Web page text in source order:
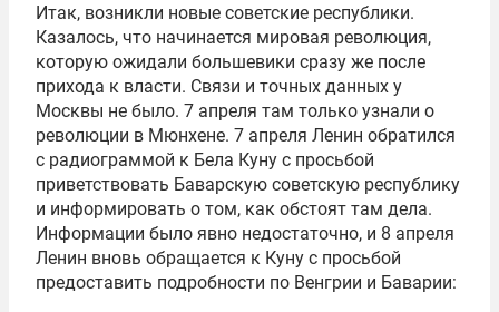
Итак, возникли новые советские республики.
Казалось, что начинается мировая революция,
которую ожидали большевики сразу же после
прихода к власти. Связи и точных данных у
Москвы не было. 7 апреля там только узнали о
революции в Мюнхене. 7 апреля Ленин обратился
с радиограммой к Бела Куну с просьбой
приветствовать Баварскую советскую республику
и информировать о том, как обстоят там дела.
Информации было явно недостаточно, и 8 апреля
Ленин вновь обращается к Куну с просьбой
предоставить подробности по Венгрии и Баварии: